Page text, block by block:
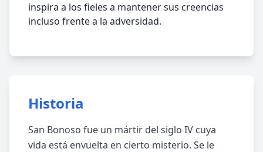
inspira a los fieles a mantener sus creencias
incluso frente a la adversidad.
Historia
San Bonoso fue un mártir del siglo IV cuya
vida está envuelta en cierto misterio. Se le